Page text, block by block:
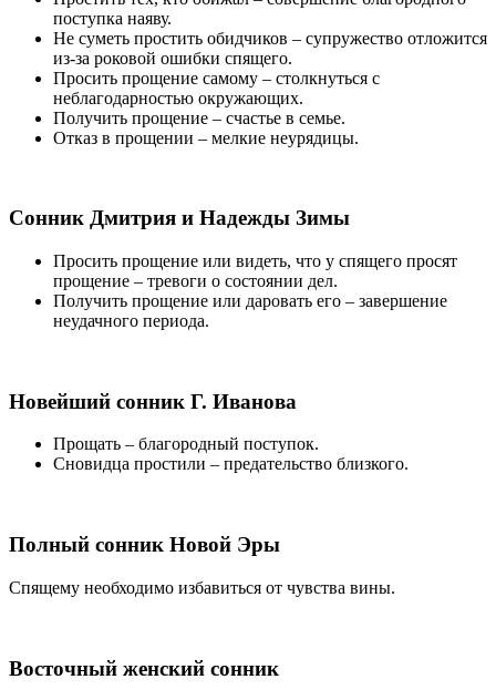
поступка наяву.
Не суметь простить обидчиков – супружество отложится
из-за роковой ошибки спящего.
Просить прощение самому – столкнуться с
неблагодарностью окружающих.
Получить прощение – счастье в семье.
Отказ в прощении – мелкие неурядицы.
Сонник Дмитрия и Надежды Зимы
Просить прощение или видеть, что у спящего просят
прощение – тревоги о состоянии дел.
Получить прощение или даровать его – завершение
неудачного периода.
Новейший сонник Г. Иванова
Прощать – благородный поступок.
Сновидца простили – предательство близкого.
Полный сонник Новой Эры
Спящему необходимо избавиться от чувства вины.
Восточный женский сонник